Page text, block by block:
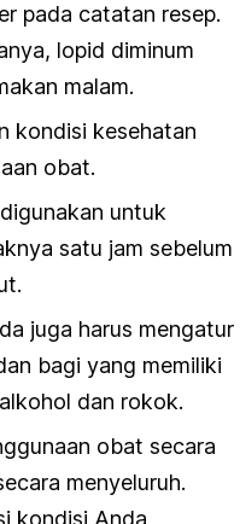
pada catatan resep.
lopid diminum
malam.
kondisi kesehatan
obat.
untuk
satu jam sebelum
juga harus mengatur
bagi yang memiliki
dan rokok.
obat secara
menyeluruh.